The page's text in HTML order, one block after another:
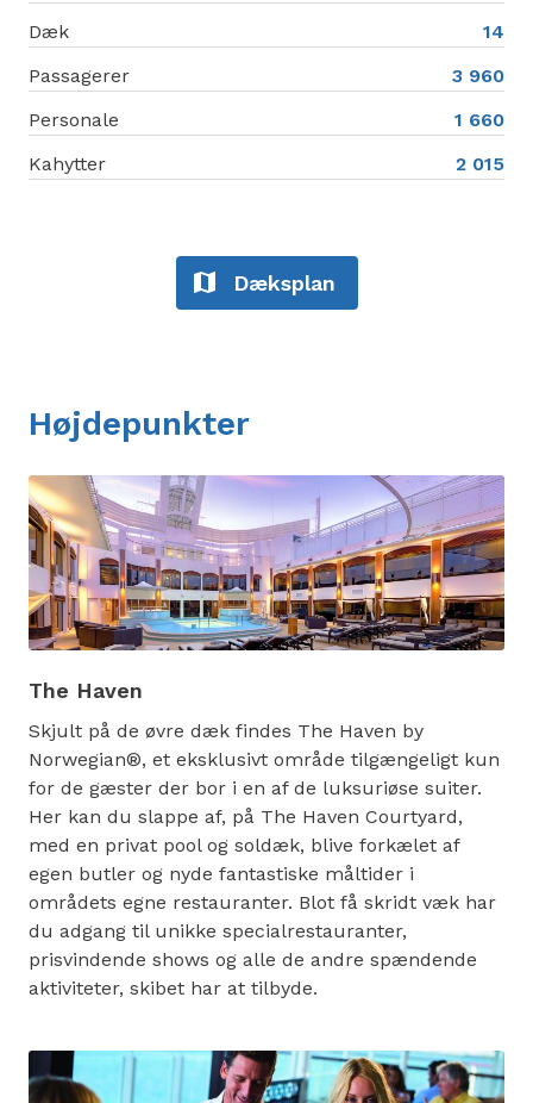
Dæk
14
Passagerer
3 960
Personale
1 660
Kahytter
2 015
Dæksplan
Højdepunkter
The Haven
Skjult på de øvre dæk findes The Haven by
Norwegian®, et eksklusivt område tilgængeligt kun
for de gæster der bor i en af de luksuriøse suiter.
Her kan du slappe af, på The Haven Courtyard,
med en privat pool og soldæk, blive forkælet af
egen butler og nyde fantastiske måltider i
områdets egne restauranter. Blot få skridt væk har
du adgang til unikke specialrestauranter,
prisvindende shows og alle de andre spændende
aktiviteter, skibet har at tilbyde.